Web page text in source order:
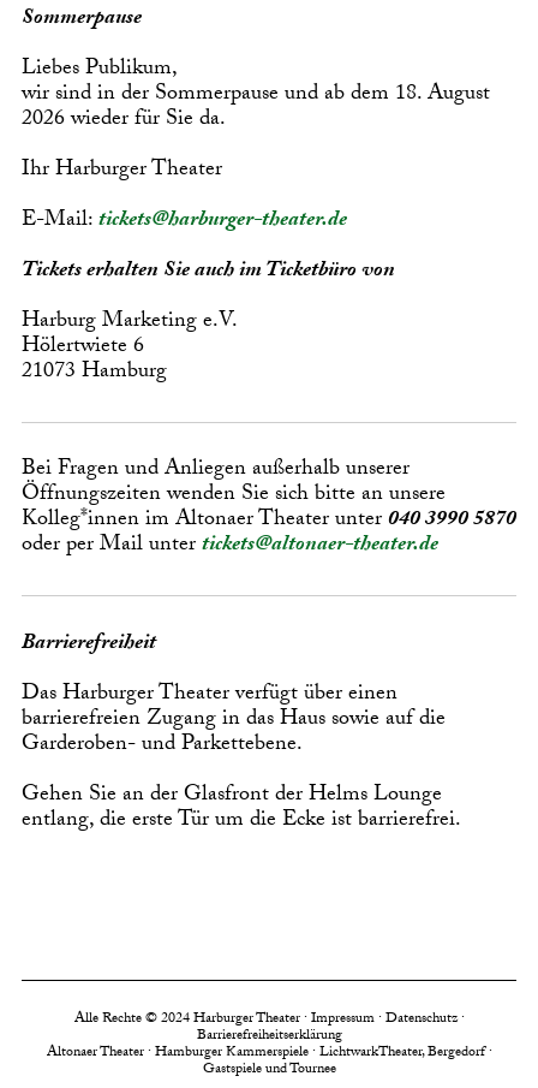
Sommerpause
Liebes Publikum,
wir sind in der Sommerpause und ab dem 18. August
2026 wieder für Sie da.
Ihr Harburger Theater
E-Mail:tickets@harburger-theater.de
Tickets erhalten Sie auch im Ticketbüro von
Harburg Marketing e.V.
Hölertwiete 6
21073 Hamburg
Bei Fragen und Anliegen außerhalb unserer
Öffnungszeiten wenden Sie sich bitte an unsere
Kolleg*innen im Altonaer Theater unter040 3990 5870
oder per Mail untertickets@altonaer-theater.de
Barrierefreiheit
Das Harburger Theater verfügt über einen
barrierefreien Zugang in das Haus sowie auf die
Garderoben- und Parkettebene.
Gehen Sie an der Glasfront der Helms Lounge
entlang, die erste Tür um die Ecke ist barrierefrei.
Alle Rechte © 2024 Harburger Theater ·Impressum·Datenschutz·
Barrierefreiheitserklärung
Altonaer Theater·Hamburger Kammerspiele·LichtwarkTheater, Bergedorf·
Gastspiele und Tournee